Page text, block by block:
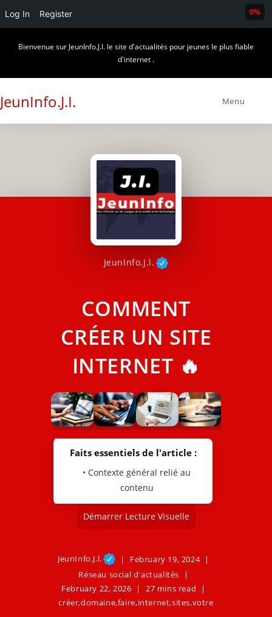
Log In Register
Bienvenue sur JeunInfo.J.I. le site d'actualités pour jeunes le plus fiable
d'internet .
JeunInfo.J.I. Menu
JeunInfo.J.l.
COMMENT
CRÉER UN SITE
INTERNET 🔥
Faits essentiels de l'article :
• Contexte général relié au
contenu
Démarrer Lecture Visuelle
JeunInfo.J.l.
February 19, 2024
Réseau social d'actualités
February 22, 2026
27 mins read
créer,domaine,faire,internet,sites,votre
0%